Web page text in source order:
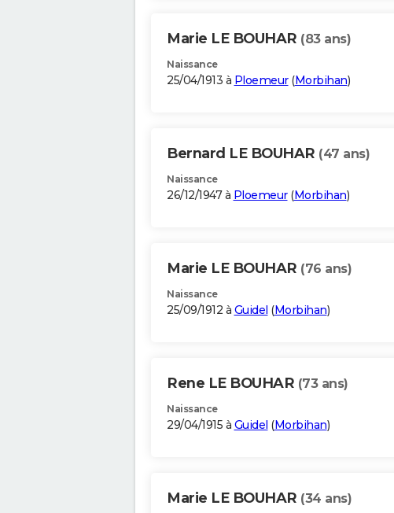
Marie LE BOUHAR (83 ans)
Naissance
25/04/1913 à Ploemeur(Morbihan)
Bernard LE BOUHAR (47 ans)
Naissance
26/12/1947 à Ploemeur(Morbihan)
Marie LE BOUHAR (76 ans)
Naissance
25/09/1912 à Guidel (Morbihan)
Rene LE BOUHAR (73 ans)
Naissance
29/04/1915 à Guidel (Morbihan)
Marie LE BOUHAR (34 ans)